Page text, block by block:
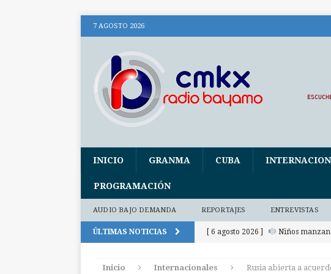
7 AGOSTO 2026
INICIO GRANMA CUBA
PROGRAMACIÓN
AUDIO BAJO DEMANDA REPORTAJES ENTREVISTAS
ÚLTIMAS NOTICIAS [ 6 agosto 2026 ] Niños
Inicio Internacionales Rusia abierta a